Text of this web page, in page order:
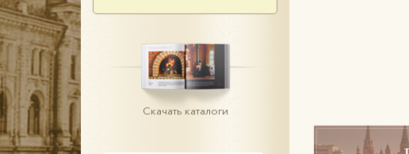
Скачать каталоги